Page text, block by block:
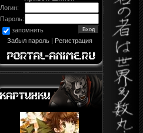
Логин:
Пароль:
запомнить
Забыл пароль| Регистрация